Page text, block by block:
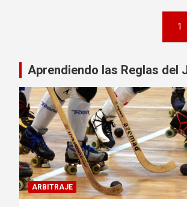
entradas
1
Aprendiendo las Reglas del
ARBITRAJE